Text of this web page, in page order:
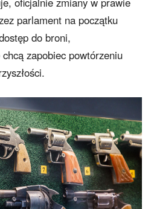
parlament na początku
do broni,
zapobiec powtórzeniu